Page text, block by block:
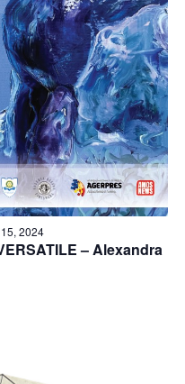
– Alexandra
2024